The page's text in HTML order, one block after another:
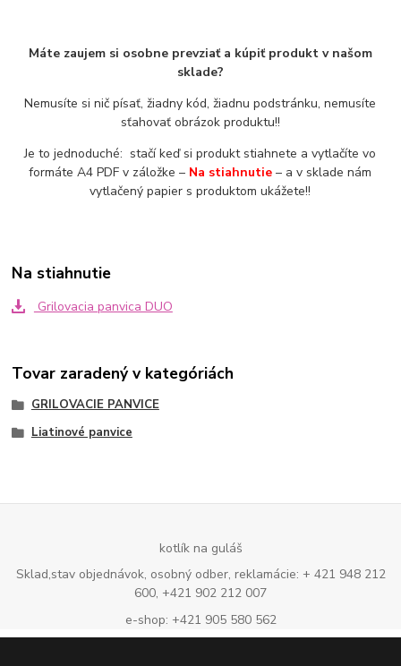
Máte zaujem si osobne prevziať a kúpiť produkt v našom
sklade?
Nemusíte si nič písať, žiadny kód, žiadnu podstránku, nemusíte
sťahovať obrázok produktu!!
Je to jednoduché: stačí keď si produkt stiahnete a vytlačíte vo
formáte A4 PDF v záložke – Na stiahnutie – a v sklade nám
vytlačený papier s produktom ukážete!!
Na stiahnutie
Grilovacia panvica DUO
Tovar zaradený v kategóriách
GRILOVACIE PANVICE
Liatinové panvice
kotlík na guláš
Sklad,stav objednávok, osobný odber, reklamácie: + 421 948 212
600, +421 902 212 007
e-shop: +421 905 580 562